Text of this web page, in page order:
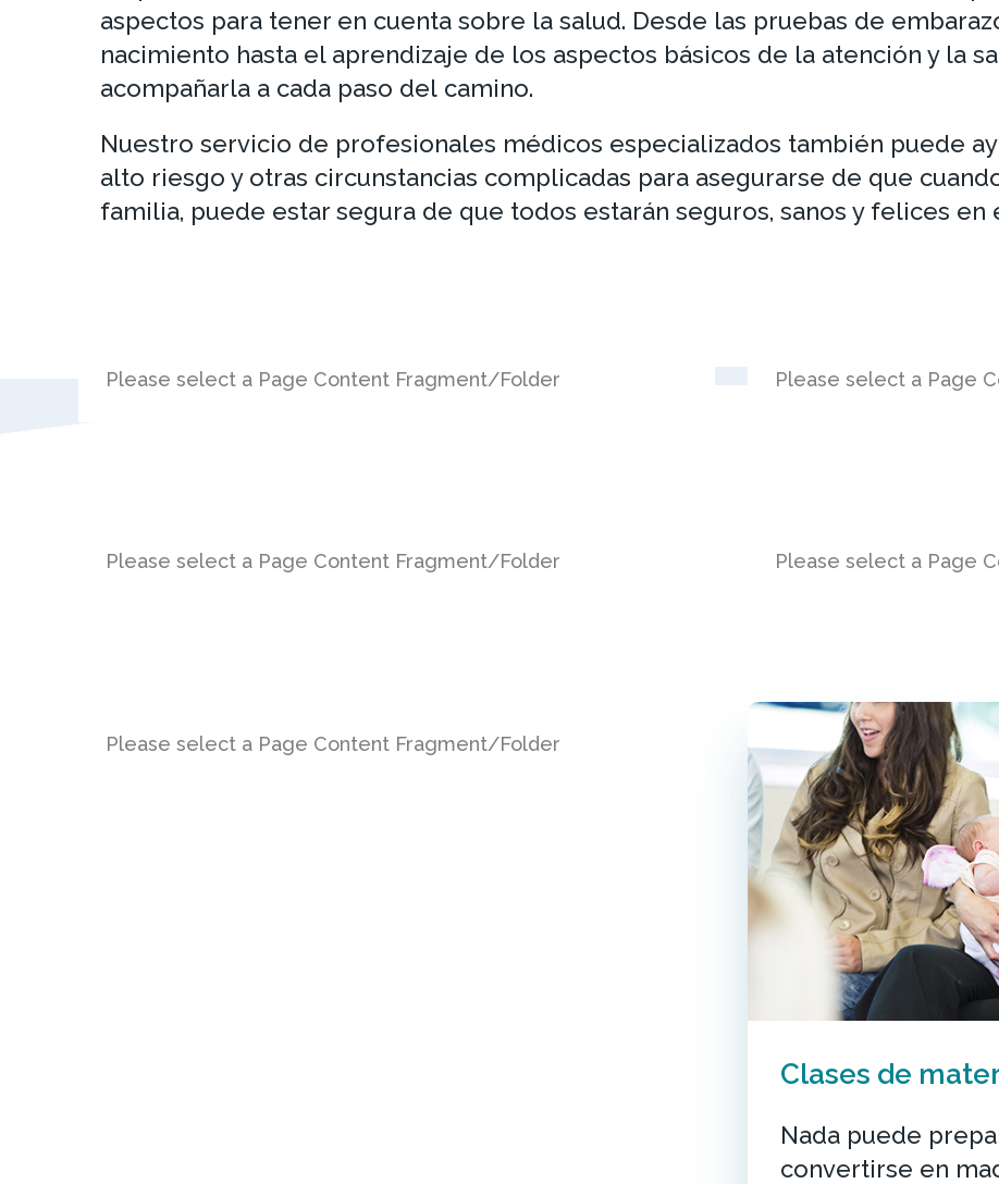
aspectos para tener en cuenta sobre la salud. Desde las pruebas de
nacimiento hasta el aprendizaje de los aspectos básicos de la atención y la
acompañarla a cada paso del camino.
Nuestro servicio de profesionales médicos especializados también puede
alto riesgo y otras circunstancias complicadas para asegurarse de que
familia, puede estar segura de que todos estarán seguros, sanos y felices en
Please select a Page Content Fragment/Folder Please select a Page
Please select a Page Content Fragment/Folder Please select a Page
Please select a Page Content Fragment/Folder
Clases de
Nada puede
convertirse en